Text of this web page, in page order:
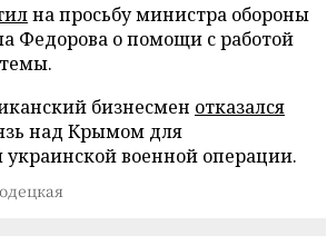
на просьбу министра обороны
Федорова о помощи с работой
бизнесмен отказался
над Крымом для
военной операции.